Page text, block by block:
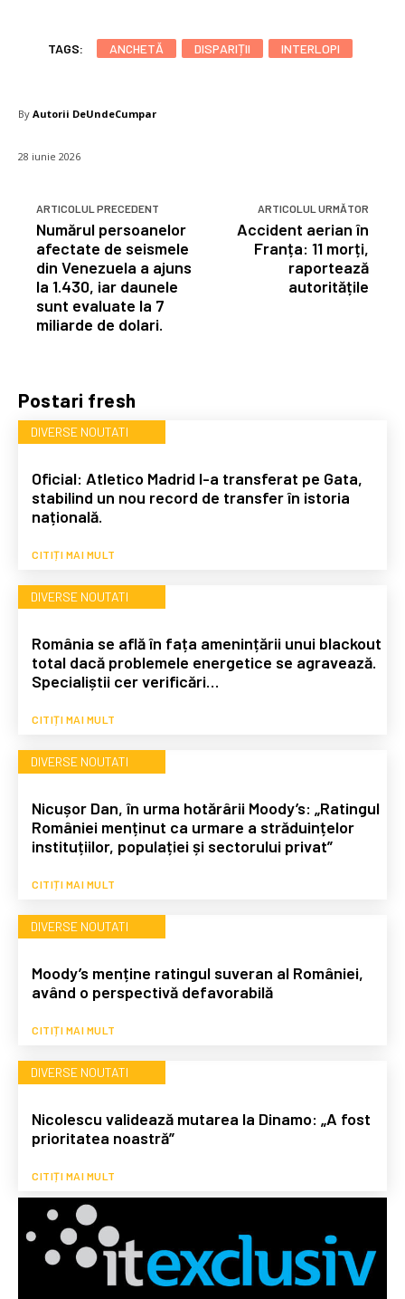
Postari fresh
DIVERSE NOUTATI
Oficial: Atletico Madrid l-a transferat pe Gata,
stabilind un nou record de transfer în istoria
națională.
CITIȚI MAI MULT
DIVERSE NOUTATI
România se află în fața amenințării unui blackout
total dacă problemele energetice se agravează.
Specialiștii cer verificări…
CITIȚI MAI MULT
DIVERSE NOUTATI
Nicușor Dan, în urma hotărârii Moody’s: „Ratingul
României menținut ca urmare a străduințelor
instituțiilor, populației și sectorului privat”
CITIȚI MAI MULT
DIVERSE NOUTATI
Moody’s menține ratingul suveran al României,
având o perspectivă defavorabilă
CITIȚI MAI MULT
DIVERSE NOUTATI
Nicolescu validează mutarea la Dinamo: „A fost
prioritatea noastră”
CITIȚI MAI MULT
TAGS: ANCHETĂ DISPARIȚII INTERLOPI
By Autorii DeUndeCumpar
28 iunie 2026
ARTICOLUL PRECEDENT
Numărul persoanelor
afectate de seismele
din Venezuela a ajuns
la 1.430, iar daunele
sunt evaluate la 7
miliarde de dolari.
ARTICOLUL URMĂTOR
Accident aerian în
Franța: 11 morți,
raportează
autoritățile